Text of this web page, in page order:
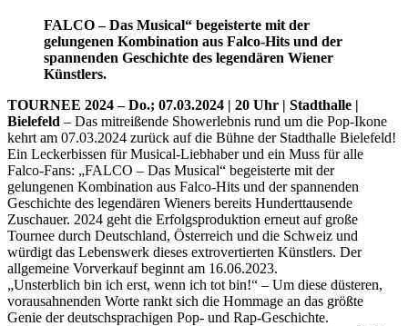
FALCO – Das Musical“ begeisterte mit der
gelungenen Kombination aus Falco-Hits und der
spannenden Geschichte des legendären Wiener
Künstlers.
TOURNEE 2024 – Do.; 07.03.2024 | 20 Uhr | Stadthalle |
Bielefeld – Das mitreißende Showerlebnis rund um die Pop-Ikone
kehrt am 07.03.2024 zurück auf die Bühne der Stadthalle Bielefeld!
Ein Leckerbissen für Musical-Liebhaber und ein Muss für alle
Falco-Fans: „FALCO – Das Musical“ begeisterte mit der
gelungenen Kombination aus Falco-Hits und der spannenden
Geschichte des legendären Wieners bereits Hunderttausende
Zuschauer. 2024 geht die Erfolgsproduktion erneut auf große
Tournee durch Deutschland, Österreich und die Schweiz und
würdigt das Lebenswerk dieses extrovertierten Künstlers. Der
allgemeine Vorverkauf beginnt am 16.06.2023.
„Unsterblich bin ich erst, wenn ich tot bin!“ – Um diese düsteren,
vorausahnenden Worte rankt sich die Hommage an das größte
Genie der deutschsprachigen Pop- und Rap-Geschichte.